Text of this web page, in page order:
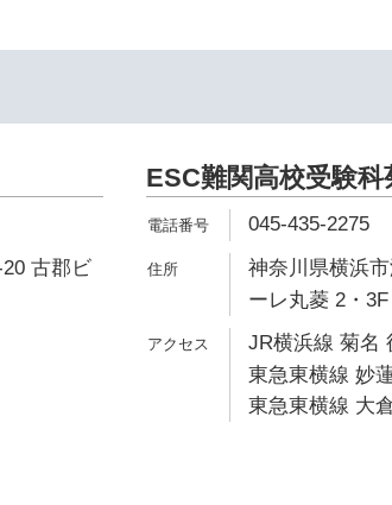
古郡ビ
ESC難関高校受験科
045-435-2275
神奈川県横浜
ーレ丸菱 2・3F
JR横浜線 菊名
東急東横線 妙
東急東横線 大